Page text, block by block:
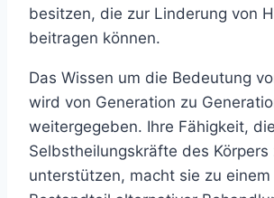
besitzen, die zur Linderung von
beitragen können.
Das Wissen um die Bedeutung
wird von Generation zu
weitergegeben. Ihre Fähigkeit, die
Selbstheilungskräfte des Körpers
unterstützen, macht sie zu